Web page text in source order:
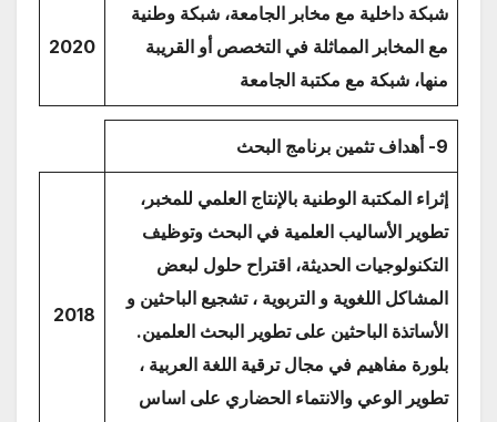
شبكة داخلية مع مخابر الجامعة، شبكة وطنية
مع المخابر المماثلة في التخصص أو القريبة
منها، شبكة مع مكتبة الجامعة
2020
9- أهداف تثمين برنامج البحث
إثراء المكتبة الوطنية بالإنتاج العلمي للمخبر،
تطوير الأساليب العلمية في البحث وتوظيف
التكنولوجيات الحديثة، اقتراح حلول لبعض
المشاكل اللغوية و التربوية ، تشجيع الباحثين و
الأساتذة الباحثين على تطوير البحث العلمين.
بلورة مفاهيم في مجال ترقية اللغة العربية ،
تطوير الوعي والانتماء الحضاري على اساس
2018